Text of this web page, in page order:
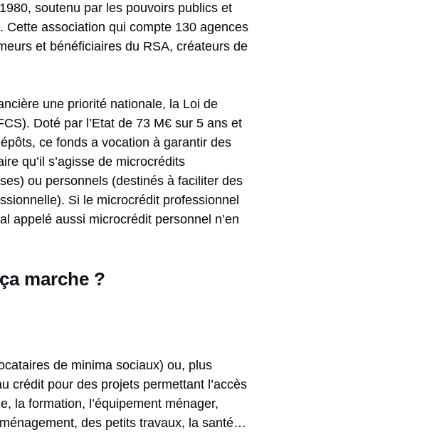
soutenu par les pouvoirs publics et
Cette association qui compte 130 agences
et bénéficiaires du RSA, créateurs de
une priorité nationale, la Loi de
Doté par l’Etat de 73 M€ sur 5 ans et
ce fonds a vocation à garantir des
qu’il s’agisse de microcrédits
ou personnels (destinés à faciliter des
Si le microcrédit professionnel
appelé aussi microcrédit personnel n’en
marche ?
de minima sociaux) ou, plus
crédit pour des projets permettant l’accès
la formation, l’équipement ménager,
des petits travaux, la santé…